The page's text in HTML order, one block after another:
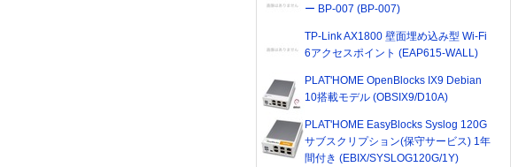
ー BP-007 (BP-007)
TP-Link AX1800 壁面埋め込み型 Wi-Fi
6アクセスポイント (EAP615-WALL)
PLAT'HOME OpenBlocks IX9 Debian
10搭載モデル (OBSIX9/D10A)
PLAT'HOME EasyBlocks Syslog 120G
サブスクリプション(保守サービス) 1年
間付き (EBIX/SYSLOG120G/1Y)